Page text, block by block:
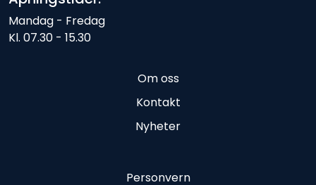
Mandag - Fredag
Kl. 07.30 - 15.30
Om oss
Kontakt
Nyheter
Personvern